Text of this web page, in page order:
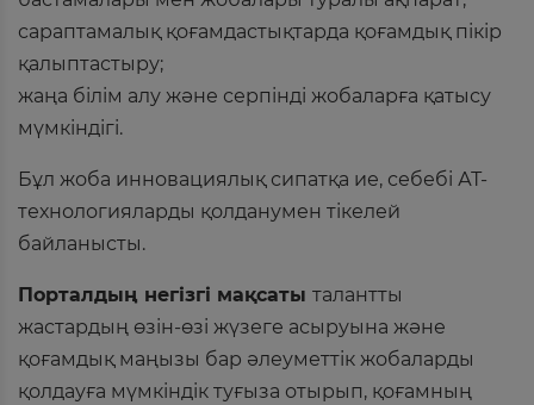
сараптамалық қоғамдастықтарда қоғамдық пікір
қалыптастыру;
жаңа білім алу және серпінді жобаларға қатысу
мүмкіндігі.
Бұл жоба инновациялық сипатқа ие, себебі АТ-
технологияларды қолданумен тікелей
байланысты.
Порталдың негізгі мақсаты талантты
жастардың өзін-өзі жүзеге асыруына және
қоғамдық маңызы бар әлеуметтік жобаларды
қолдауға мүмкіндік туғыза отырып, қоғамның